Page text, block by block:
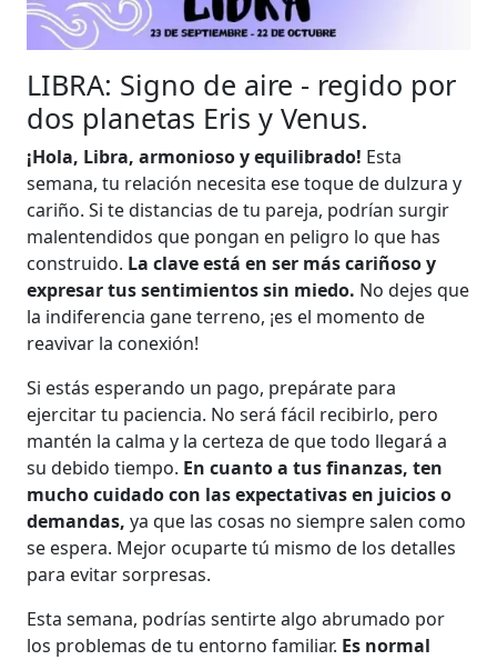
LIBRA: Signo de aire - regido por
dos planetas Eris y Venus.
¡Hola, Libra, armonioso y equilibrado! Esta
semana, tu relación necesita ese toque de dulzura y
cariño. Si te distancias de tu pareja, podrían surgir
malentendidos que pongan en peligro lo que has
construido. La clave está en ser más cariñoso y
expresar tus sentimientos sin miedo. No dejes que
la indiferencia gane terreno, ¡es el momento de
reavivar la conexión!
Si estás esperando un pago, prepárate para
ejercitar tu paciencia. No será fácil recibirlo, pero
mantén la calma y la certeza de que todo llegará a
su debido tiempo. En cuanto a tus finanzas, ten
mucho cuidado con las expectativas en juicios o
demandas, ya que las cosas no siempre salen como
se espera. Mejor ocuparte tú mismo de los detalles
para evitar sorpresas.
Esta semana, podrías sentirte algo abrumado por
los problemas de tu entorno familiar. Es normal